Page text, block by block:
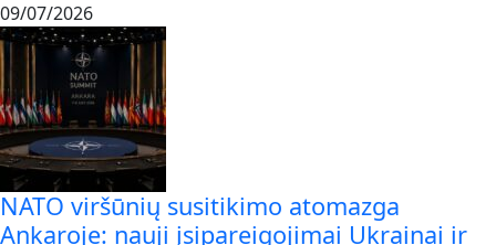
09/07/2026
NATO viršūnių susitikimo atomazga
Ankaroje: nauji įsipareigojimai Ukrainai ir